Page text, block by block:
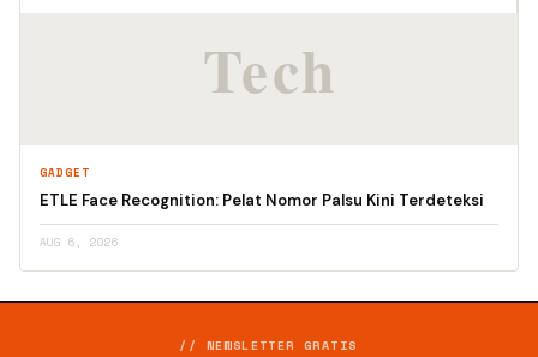
GADGET
ETLE Face Recognition: Pelat Nomor Palsu Kini Terdeteksi
AUG 6, 2026
// NEWSLETTER GRATIS